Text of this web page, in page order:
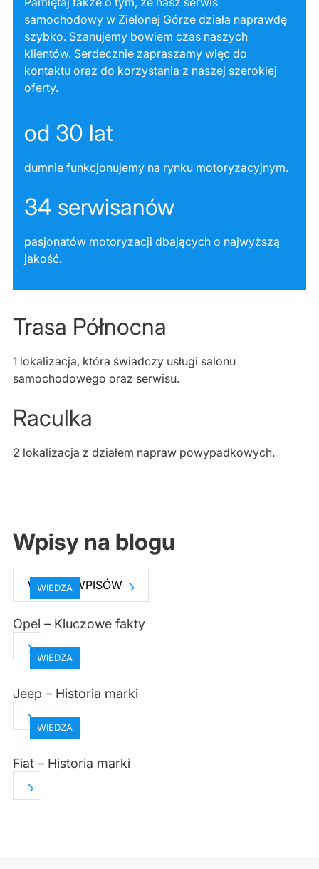
samochodowy w Zielonej Górze działa naprawdę
szybko. Szanujemy bowiem czas naszych
klientów. Serdecznie zapraszamy więc do
kontaktu oraz do korzystania z naszej szerokiej
oferty.
od 30 lat
dumnie funkcjonujemy na rynku motoryzacyjnym.
34 serwisanów
pasjonatów motoryzacji dbających o najwyższą
jakość.
Trasa Północna
1 lokalizacja, która świadczy usługi salonu
samochodowego oraz serwisu.
Raculka
2 lokalizacja z działem napraw powypadkowych.
Wpisy na blogu
WIĘCEJ WPISÓW
WIEDZA
Opel – Kluczowe fakty
WIEDZA
Jeep – Historia marki
WIEDZA
Fiat – Historia marki